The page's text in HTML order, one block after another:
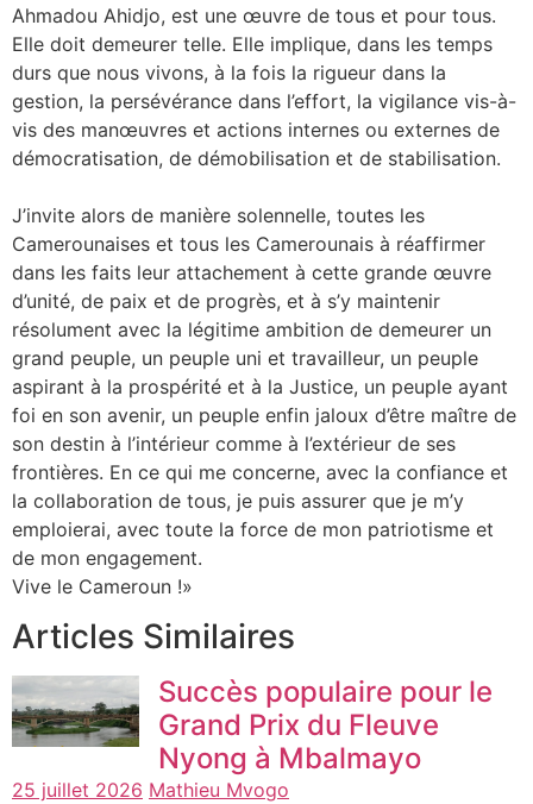
Ahmadou Ahidjo, est une œuvre de tous et pour tous.
Elle doit demeurer telle. Elle implique, dans les temps
durs que nous vivons, à la fois la rigueur dans la
gestion, la persévérance dans l’effort, la vigilance vis-à-
vis des manœuvres et actions internes ou externes de
démocratisation, de démobilisation et de stabilisation.
J’invite alors de manière solennelle, toutes les
Camerounaises et tous les Camerounais à réaffirmer
dans les faits leur attachement à cette grande œuvre
d’unité, de paix et de progrès, et à s’y maintenir
résolument avec la légitime ambition de demeurer un
grand peuple, un peuple uni et travailleur, un peuple
aspirant à la prospérité et à la Justice, un peuple ayant
foi en son avenir, un peuple enfin jaloux d’être maître de
son destin à l’intérieur comme à l’extérieur de ses
frontières. En ce qui me concerne, avec la confiance et
la collaboration de tous, je puis assurer que je m’y
emploierai, avec toute la force de mon patriotisme et
de mon engagement.
Vive le Cameroun !»
Articles Similaires
Succès populaire pour le
Grand Prix du Fleuve
Nyong à Mbalmayo
25 juillet 2026 Mathieu Mvogo